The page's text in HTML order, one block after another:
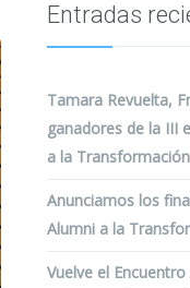
Entradas
Tamara Revuelta,
ganadores de la III
a la
Anunciamos los
Alumni a la
Vuelve el